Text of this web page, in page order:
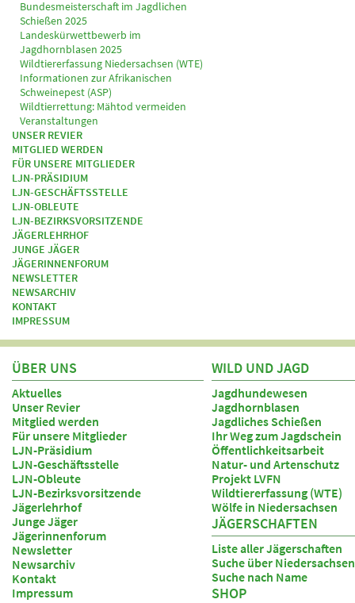
Bundesmeisterschaft im Jagdlichen
Schießen 2025
Landeskürwettbewerb im
Jagdhornblasen 2025
Wildtiererfassung Niedersachsen (WTE)
Informationen zur Afrikanischen
Schweinepest (ASP)
Wildtierrettung: Mähtod vermeiden
Veranstaltungen
UNSER REVIER
MITGLIED WERDEN
FÜR UNSERE MITGLIEDER
LJN-PRÄSIDIUM
LJN-GESCHÄFTSSTELLE
LJN-OBLEUTE
LJN-BEZIRKSVORSITZENDE
JÄGERLEHRHOF
JUNGE JÄGER
JÄGERINNENFORUM
NEWSLETTER
NEWSARCHIV
KONTAKT
IMPRESSUM
ÜBER UNS
Aktuelles
Unser Revier
Mitglied werden
Für unsere Mitglieder
LJN-Präsidium
LJN-Geschäftsstelle
LJN-Obleute
LJN-Bezirksvorsitzende
Jägerlehrhof
Junge Jäger
Jägerinnenforum
Newsletter
Newsarchiv
Kontakt
Impressum
WILD UND JAGD
Jagdhundewesen
Jagdhornblasen
Jagdliches Schießen
Ihr Weg zum Jagdschein
Öffentlichkeitsarbeit
Natur- und Artenschutz
Projekt LVFN
Wildtiererfassung (WTE)
Wölfe in Niedersachsen
JÄGERSCHAFTEN
Liste aller Jägerschaften
Suche über
Suche nach Name
SHOP